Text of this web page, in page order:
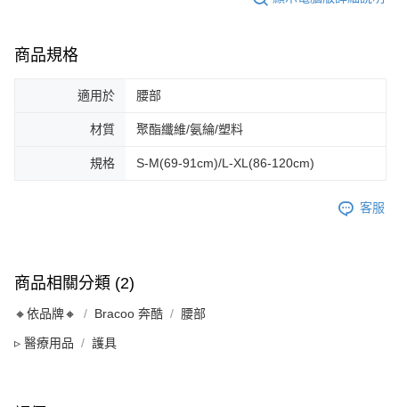
商品規格
適用於 腰部
材質 聚酯纖維/氨綸/塑料
規格 S-M(69-91cm)/L-XL(86-120cm)
客服
商品相關分類 (2)
🔸依品牌🔸 Bracoo 奔酷 腰部
▹ 醫療用品 護具